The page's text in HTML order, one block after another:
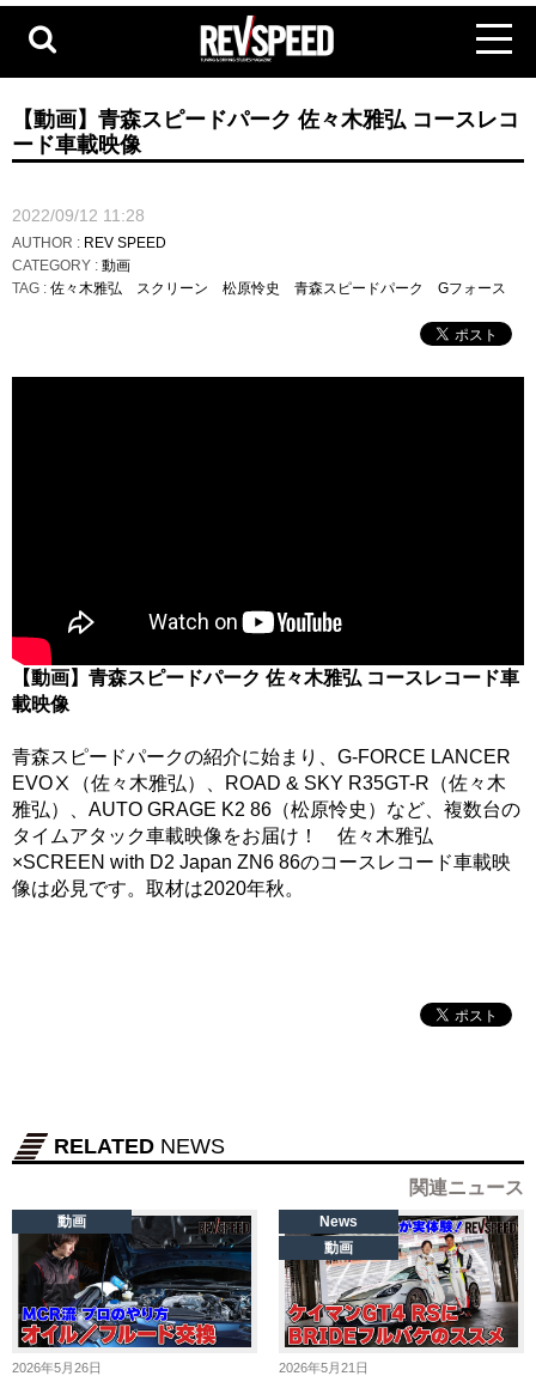
【動画】青森スピードパーク 佐々木雅弘 コースレコ
ード車載映像
2022/09/12 11:28
AUTHOR : REV SPEED
CATEGORY : 動画
TAG : 佐々木雅弘 スクリーン 松原怜史 青森スピードパーク Gフォース
【動画】青森スピードパーク 佐々木雅弘 コースレコード車
載映像
青森スピードパークの紹介に始まり、G-FORCE LANCER
EVOⅩ（佐々木雅弘）、ROAD & SKY R35GT-R（佐々木
雅弘）、AUTO GRAGE K2 86（松原怜史）など、複数台の
タイムアタック車載映像をお届け！ 佐々木雅弘
×SCREEN with D2 Japan ZN6 86のコースレコード車載映
像は必見です。取材は2020年秋。
RELATED NEWS
関連ニュース
2026年5月26日
動画
2026年5月21日
News
動画